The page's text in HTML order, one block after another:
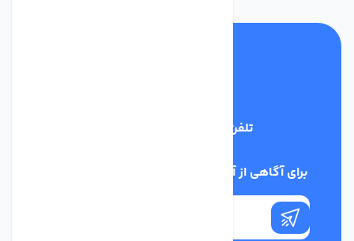
تلفن پشتیبانی
برای آگاهی از آخرین اخبار در خبرنامه ما عضو شوید